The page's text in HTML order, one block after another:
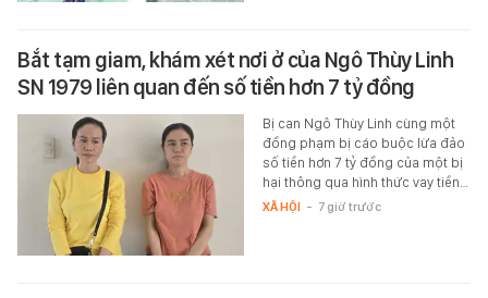
Bắt tạm giam, khám xét nơi ở của Ngô Thùy Linh
SN 1979 liên quan đến số tiền hơn 7 tỷ đồng
Bị can Ngô Thùy Linh cùng một
đồng phạm bị cáo buộc lừa đảo
số tiền hơn 7 tỷ đồng của một bị
hại thông qua hình thức vay tiền…
XÃ HỘI - 7 giờ trước